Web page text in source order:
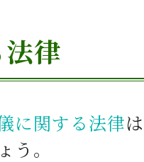
律
に関する法律
う。